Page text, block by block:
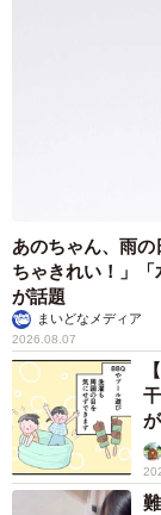
あのちゃん、雨
ちゃきれい！」
が話題
まいどなメディア
2026.08.07